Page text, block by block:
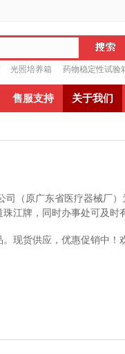
光照培养箱 药物稳定性试验
售服支持 关于我们
（原广东省医疗器械厂）
江牌，同时办事处可及时
现货供应，优惠促销中！